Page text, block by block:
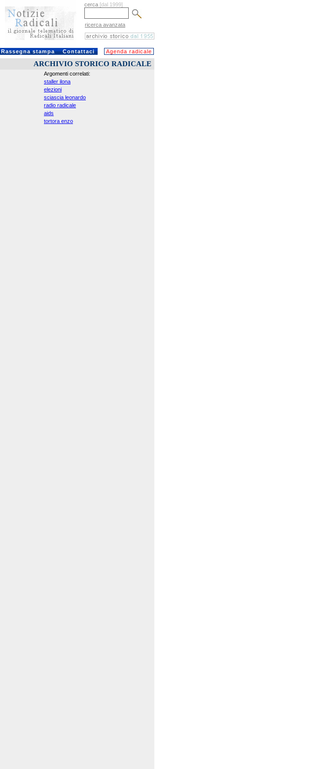
cerca [dal 1999]
ricerca avanzata
Rassegna stampa Contattaci Agenda radicale
ARCHIVIO STORICO RADICALE
Argomenti correlati:
staller ilona
elezioni
sciascia leonardo
radio radicale
aids
tortora enzo